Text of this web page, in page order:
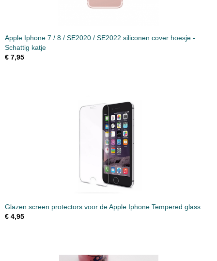
Apple Iphone 7 / 8 / SE2020 / SE2022 siliconen cover hoesje -
Schattig katje
€ 7,95
Glazen screen protectors voor de Apple Iphone Tempered glass
€ 4,95